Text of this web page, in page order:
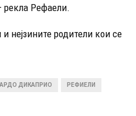
рекла Рефаели.
нејзините родители кои се
ДИКАПРИО РЕФИЕЛИ